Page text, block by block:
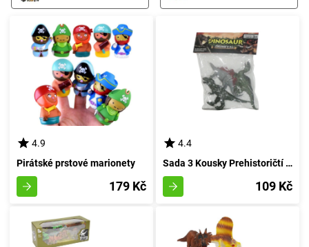
4.9
Pirátské prstové marionety
179 Kč
4.4
Sada 3 Kousky Prehistoričtí Jurská Bestie
109 Kč